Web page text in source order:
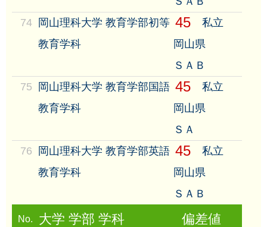
74 岡山理科大学 教育学部初等
教育学科
45
私立
岡山県
ＳＡＢ
75
岡山理科大学 教育学部国語
教育学科
45
私立
岡山県
ＳＡ
76
岡山理科大学 教育学部英語
教育学科
45
私立
岡山県
ＳＡＢ
No. 大学 学部 学科
偏差値